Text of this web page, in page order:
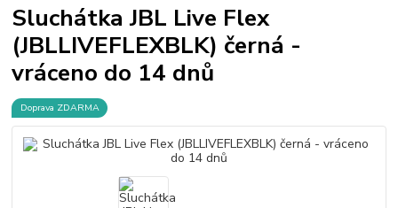
Sluchátka JBL Live Flex
(JBLLIVEFLEXBLK) černá -
vráceno do 14 dnů
Doprava ZDARMA